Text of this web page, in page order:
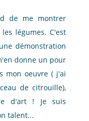
de me montrer
légumes. C'est
démonstration
donne un pour
mon oeuvre ( j'ai
de citrouille),
d'art ! Je suis
talent...